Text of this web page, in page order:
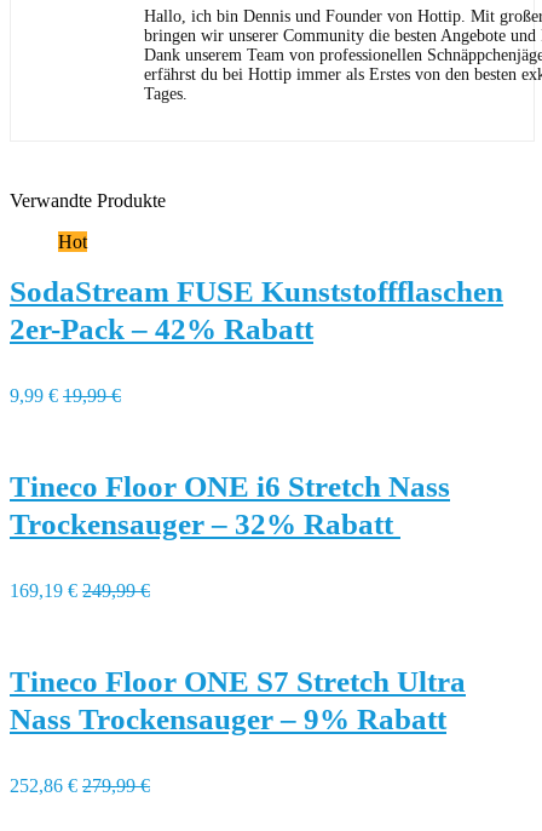
Hallo, ich bin Dennis und Founder von Hottip. Mit
bringen wir unserer Community die besten Angebote und
Dank unserem Team von professionellen
erfährst du bei Hottip immer als Erstes von den besten
Tages.
Verwandte Produkte
Hot
SodaStream FUSE Kunststoffflaschen
2er-Pack – 42% Rabatt
9,99 € 19,99 €
Tineco Floor ONE i6 Stretch Nass
Trockensauger – 32% Rabatt
169,19 € 249,99 €
Tineco Floor ONE S7 Stretch Ultra
Nass Trockensauger – 9% Rabatt
252,86 € 279,99 €